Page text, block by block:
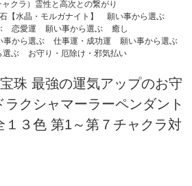
クラ）霊性と高次との繋がり
【水晶・モルガナイト】
願い事から選ぶ
恋愛運 願い事から選ぶ
癒し
事から選ぶ 仕事運・成功運
願い事から選ぶ
選ぶ お守り・厄除け・邪気払い
宝珠 最強の運気アップのお守
ラクシャマーラーペンダント
１３色 第1～第７チャクラ対